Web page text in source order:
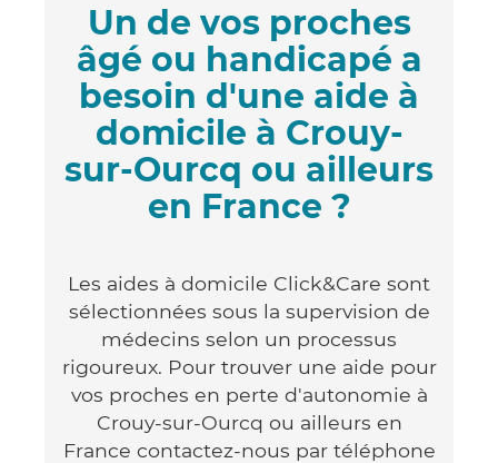
Un de vos proches
âgé ou handicapé a
besoin d'une aide à
domicile à Crouy-
sur-Ourcq ou ailleurs
en France ?
Les aides à domicile Click&Care sont
sélectionnées sous la supervision de
médecins selon un processus
rigoureux. Pour trouver une aide pour
vos proches en perte d'autonomie à
Crouy-sur-Ourcq ou ailleurs en
France contactez-nous par téléphone